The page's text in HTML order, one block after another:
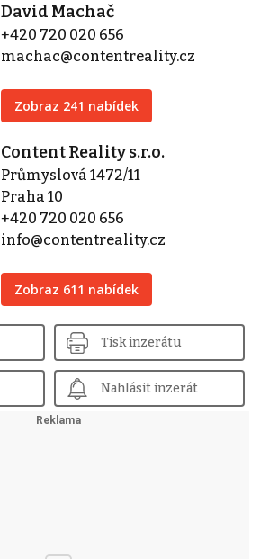
David Machač
+420 720 020 656
machac@contentreality.cz
Zobraz 241 nabídek
Content Reality s.r.o.
Průmyslová 1472/11
Praha 10
+420 720 020 656
info@contentreality.cz
Zobraz 611 nabídek
Tisk inzerátu
Nahlásit inzerát